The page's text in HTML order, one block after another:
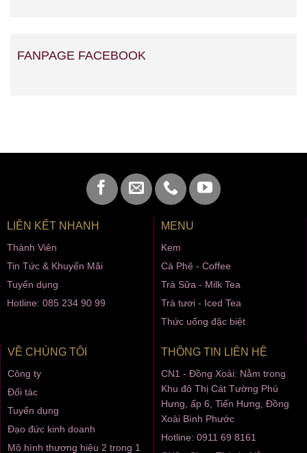
FANPAGE FACEBOOK
LIÊN KẾT NHANH
Thành Viên
Tin Tức & Khuyến Mãi
Tuyển dụng
Hotline: 085 234 90 99
MENU
Kem
Cà Phê - Coffee
Trà Sữa - Milk Tea
Trà tươi - Iced Tea
Thức uống đặc biệt
VỀ CHÚNG TÔI
Công ty
Đối tác
Tuyển dụng
Đạo đức kinh doanh
Mô hình thương hiệu 2 trong 1
THÔNG TIN LIÊN HỆ
CN1 - Đồng Xoài: Nằm trong
Khu đô Thị Cát Tường Phú
Hưng, ấp 6, Tiến Hưng, Đồng
Xoài Bình Phước
Hotline: 0911 69 8161